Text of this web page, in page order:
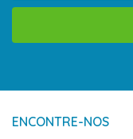
ENCONTRE-NOS